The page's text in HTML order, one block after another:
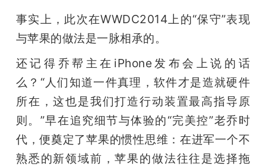
机
事实上，此次在WWDC2014上的“保守”表现
与苹果的做法是一脉相承的。
还记得乔帮主在iPhone发布会上说的话
么？“人们知道一件真理，软件才是造就硬件
所在，这也是我们打造行动装置最高指导原
则。”早在追究细节与体验的“完美控”老乔时
代，便奠定了苹果的惯性思维：在进军一个不
熟悉的新领域前，苹果的做法往往是选择拖